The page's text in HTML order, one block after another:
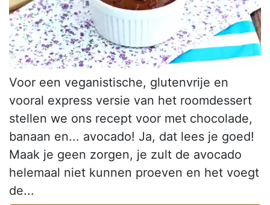
Voor een veganistische, glutenvrije en
vooral express versie van het roomdessert
stellen we ons recept voor met chocolade,
banaan en... avocado! Ja, dat lees je goed!
Maak je geen zorgen, je zult de avocado
helemaal niet kunnen proeven en het voegt
de...